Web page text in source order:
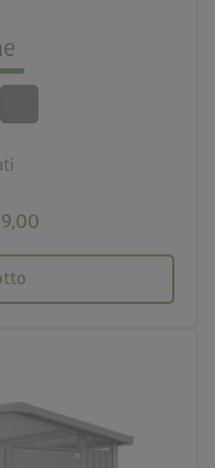
elevatissimi